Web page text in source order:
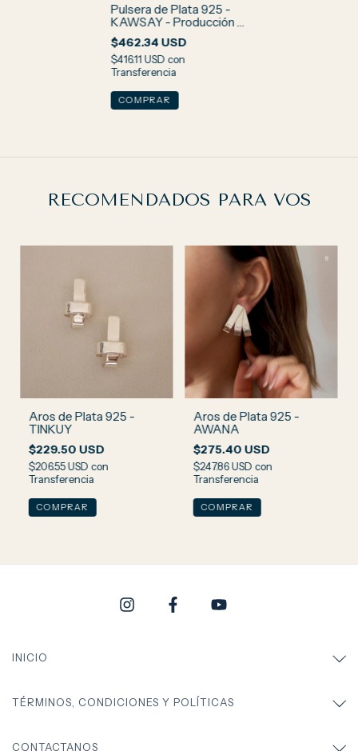
Pulsera de Plata 925 -
KAWSAY - Producción a
pedido
$462.34 USD
$416.11 USD con
Transferencia
RECOMENDADOS PARA VOS
Aros de Plata 925 -
TINKUY
$229.50 USD
$206.55 USD con
Transferencia
Aros de Plata 925 -
AWANA
$275.40 USD
$247.86 USD con
Transferencia
INICIO
TÉRMINOS, CONDICIONES Y POLÍTICAS
CONTACTANOS